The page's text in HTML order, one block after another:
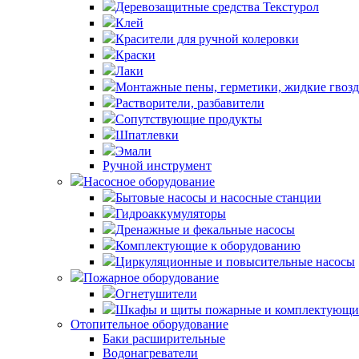
Деревозащитные средства Текстурол
Клей
Красители для ручной колеровки
Краски
Лаки
Монтажные пены, герметики, жидкие
Растворители, разбавители
Сопутствующие продукты
Шпатлевки
Эмали
Ручной инструмент
Насосное оборудование
Бытовые насосы и насосные станции
Гидроаккумуляторы
Дренажные и фекальные насосы
Комплектующие к оборудованию
Циркуляционные и повысительные насосы
Пожарное оборудование
Огнетушители
Шкафы и щиты пожарные и
Отопительное оборудование
Баки расширительные
Водонагреватели